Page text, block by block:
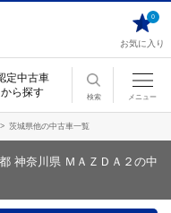
お気に入り
0
定中古車
から探す
検索 メニュー
茨城県他の中古車一覧
神奈川県 ＭＡＺＤＡ２の中